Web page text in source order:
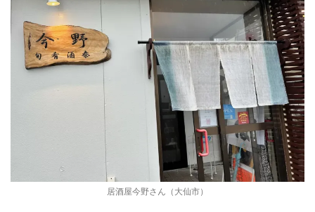
居酒屋今野さん（大仙市）